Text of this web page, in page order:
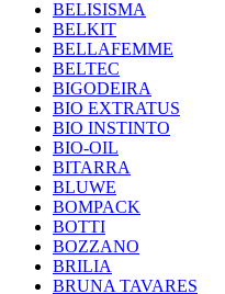
BELISISMA
BELKIT
BELLAFEMME
BELTEC
BIGODEIRA
BIO EXTRATUS
BIO INSTINTO
BIO-OIL
BITARRA
BLUWE
BOMPACK
BOTTI
BOZZANO
BRILIA
BRUNA TAVARES